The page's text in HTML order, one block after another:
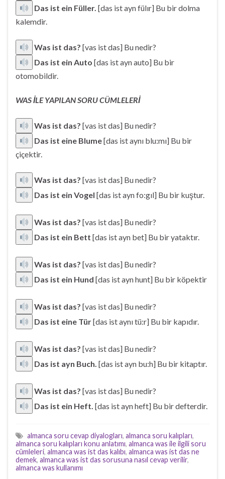
Das ist ein Füller. [das ist ayn fülır] Bu bir dolma
kalemdir.
Was ist das? [vas ist das] Bu nedir?
Das ist ein Auto [das ist ayn auto] Bu bir
otomobildir.
WAS İLE YAPILAN SORU CÜMLELERİ
Was ist das? [vas ist das] Bu nedir?
Das ist eine Blume[das ist aynı blu:mı] Bu bir
çiçektir.
Was ist das? [vas ist das] Bu nedir?
Das ist ein Vogel [das ist ayn fo:gıl] Bu bir kuştur.
Was ist das? [vas ist das] Bu nedir?
Das ist ein Bett [das ist ayn bet] Bu bir yataktır.
Was ist das? [vas ist das] Bu nedir?
Das ist ein Hund [das ist ayn hunt] Bu bir köpektir
Was ist das? [vas ist das] Bu nedir?
Das ist eine Tür[das ist aynı tü:r] Bu bir kapıdır.
Was ist das? [vas ist das] Bu nedir?
Das ist ayn Buch. [das ist ayn bu:h] Bu bir kitaptır.
Was ist das? [vas ist das] Bu nedir?
Das ist ein Heft. [das ist ayn heft] Bu bir defterdir.
almanca soru cevap diyalogları, almanca soru kalıpları,
almanca soru kalıpları konu anlatımı, almanca was ile ilgili soru
cümleleri, almanca was ist das kalıbı, almanca was ist das ne
demek, almanca was ist das sorusuna nasıl cevap verilir,
almanca was kullanımı